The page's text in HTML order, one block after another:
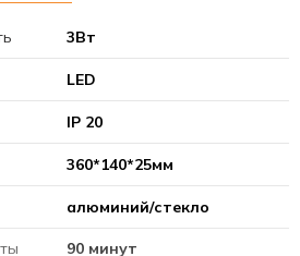
3Вт
LED
IP 20
360*140*25мм
алюминий/стекло
90 минут